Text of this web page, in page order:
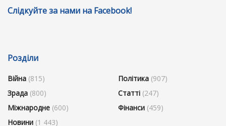
Слідкуйте за нами на Facebook!
Розділи
Війна (815)
Зрада (800)
Міжнародне (600)
Новини (1 443)
Політика (907)
Статті (247)
Фінанси (459)